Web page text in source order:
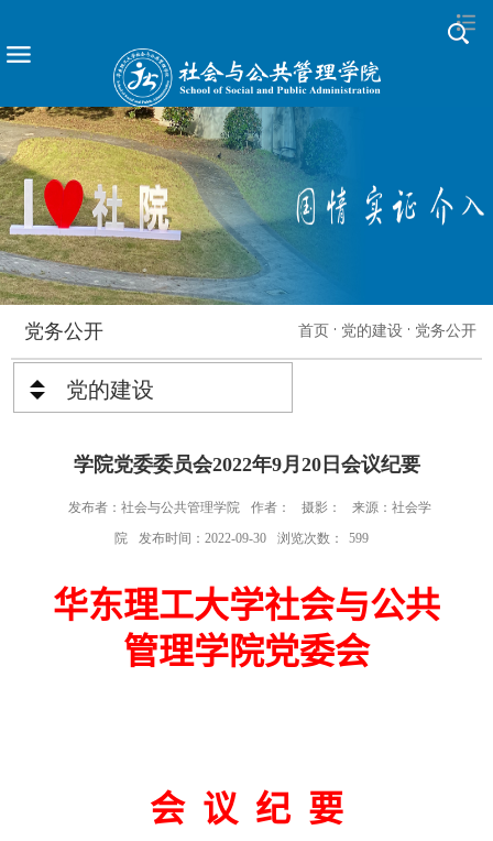
党务公开 首页 党的建设 党务公开
党的建设
学院党委委员会2022年9月20日会议纪要
发布者：社会与公共管理学院 作者： 摄影：
来源：社会学
院
发布时间：2022-09-30 浏览次数： 599
华东理工大学社会与公共
管理学院党委会
会 议 纪 要